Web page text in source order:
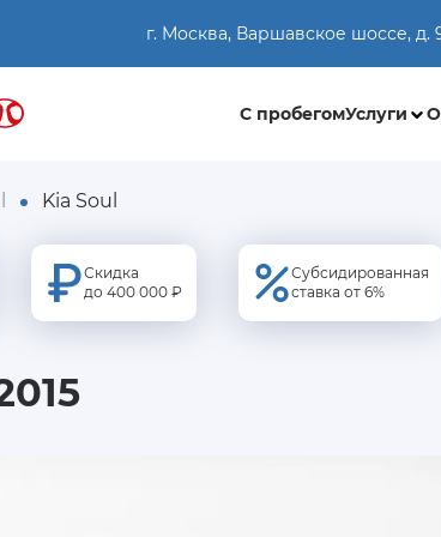
г. Москва, Варшавское шоссе, д.
С пробегомУслуги
Kia Soul
Скидка
до 400 000 ₽
Субсидированная
ставка от 6%